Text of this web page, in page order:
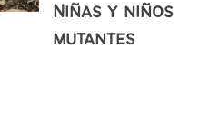
Niñas y niños
mutantes